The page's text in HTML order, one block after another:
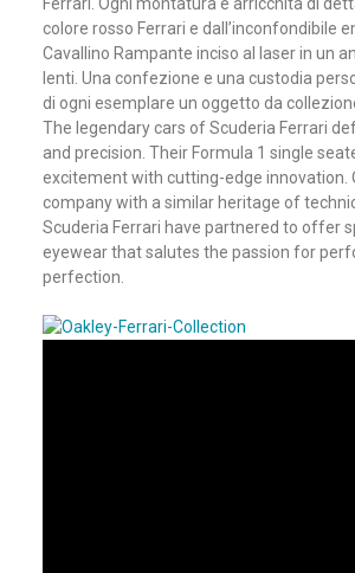
colore rosso Ferrari e dall’inconfondibile
Cavallino Rampante inciso al laser in un
lenti. Una confezione e una custodia
di ogni esemplare un oggetto da
The legendary cars of Scuderia Ferrari
and precision. Their Formula 1 single
excitement with cutting-edge innovation.
company with a similar heritage of
Scuderia Ferrari have partnered to offer
eyewear that salutes the passion for
perfection.